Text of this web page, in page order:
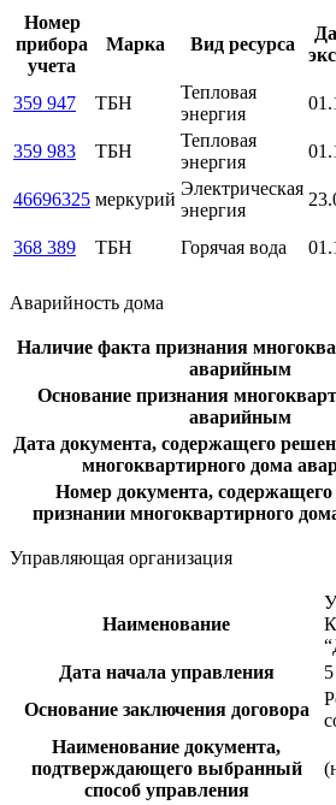
Номер
прибора
учета
Марка Вид ресурса
359 947
ТБН
Тепловая
энергия
359 983
ТБН
Тепловая
энергия
46696325 меркурий
Электрическая
энергия
368 389
ТБН Горячая вода
Аварийность дома
Наличие факта признания
аварийным
Основание признания
аварийным
Дата документа, содержащего
многоквартирного дома
Номер документа,
признании многоквартирного
Управляющая организация
Наименование
Дата начала управления
Основание заключения договора
Наименование документа,
подтверждающего выбранный
способ управления